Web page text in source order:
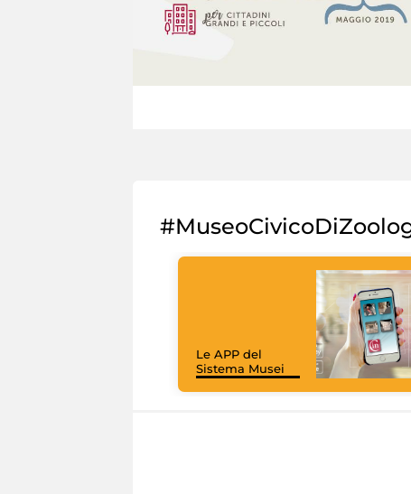
Le APP del
Sistema Musei